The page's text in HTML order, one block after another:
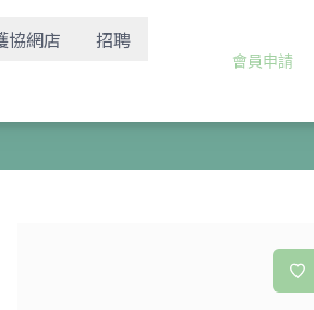
協網店 招聘
會員申請